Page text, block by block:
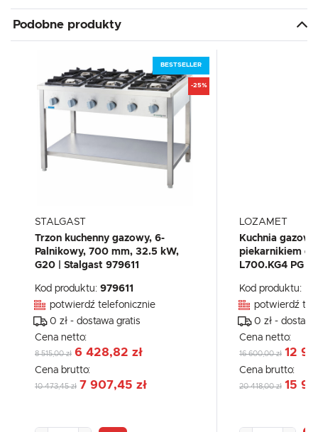
Podobne produkty
BESTSELLER
-25%
STALGAST
Trzon kuchenny gazowy, 6-
Palnikowy, 700 mm, 32.5 kW,
G20 | Stalgast 979611
Kod produktu: 979611
potwierdź telefonicznie
0 zł - dostawa gratis
Cena netto:
8 515,00 zł 6 428,82 zł
Cena brutto:
10 473,45 zł 7 907,45 zł
LOZAMET
Kuchnia
piekarnikiem
L700.KG4 PG
Kod produktu:
potwierdź
0 zł -
Cena netto:
16 600,00 zł 12
Cena brutto:
20 418,00 zł 15